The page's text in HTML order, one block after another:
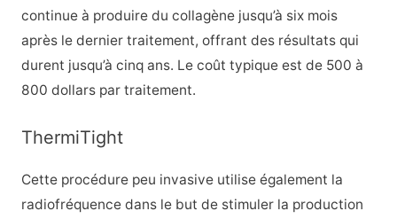
continue à produire du collagène jusqu’à six mois
après le dernier traitement, offrant des résultats qui
durent jusqu’à cinq ans. Le coût typique est de 500 à
800 dollars par traitement.
ThermiTight
Cette procédure peu invasive utilise également la
radiofréquence dans le but de stimuler la production